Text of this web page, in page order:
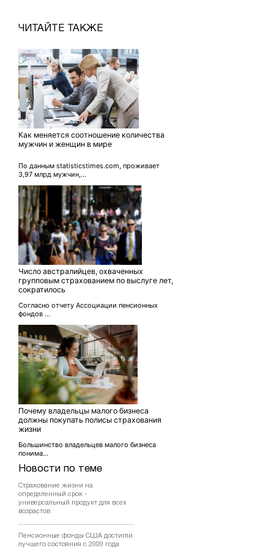
Новости по теме
Страхование жизни на
определенный срок -
универсальный продукт для всех
возрастов
Пенсионные фонды США достигли
лучшего состояния с 2009 года
ЧИТАЙТЕ ТАКЖЕ
Как меняется соотношение количества
мужчин и женщин в мире
По данным statisticstimes.com, проживает
3,97 млрд мужчин,...
Число австралийцев, охваченных
групповым страхованием по выслуге лет,
сократилось
Согласно отчету Ассоциации пенсионных
фондов ...
Почему владельцы малого бизнеса
должны покупать полисы страхования
жизни
Большинство владельцев малого бизнеса
понима...